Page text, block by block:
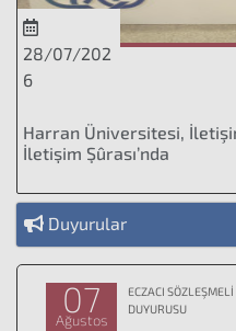
28/07/202
6
Harran Üniversitesi,
İletişim Şûrası’nda
Duyurular
07
Ağustos
ECZACI
DUYURUSU